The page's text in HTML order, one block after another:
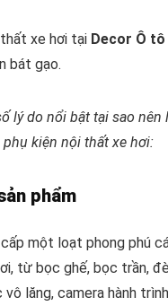
thất xe hơi tại Decor Ô tô
bát gạo.
lý do nổi bật tại sao nên
kiện nội thất xe hơi:
phẩm
một loạt phong phú
từ bọc ghế, bọc trần,
lăng, camera hành